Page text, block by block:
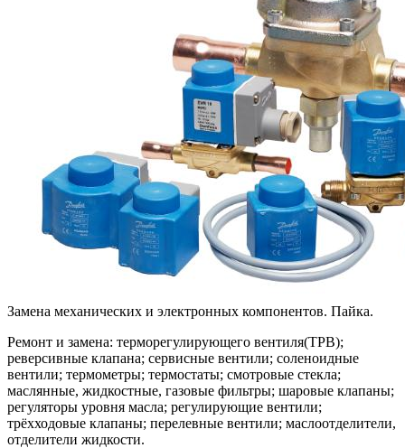
Замена механических и электронных компонентов. Пайка.
Ремонт и замена: терморегулирующего вентиля(ТРВ);
реверсивные клапана; сервисные вентили; соленоидные
вентили; термометры; термостаты; смотровые стекла;
маслянные, жидкостные, газовые фильтры; шаровые клапаны;
регуляторы уровня масла; регулирующие вентили;
трёхходовые клапаны; перелевные вентили; маслоотделители,
отделители жидкости.